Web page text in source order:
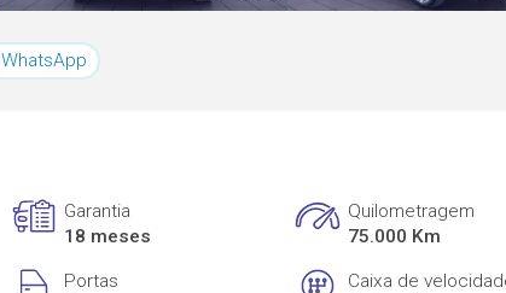
WhatsApp
Garantia
18 meses
Quilometragem
75.000 Km
Portas
Caixa de